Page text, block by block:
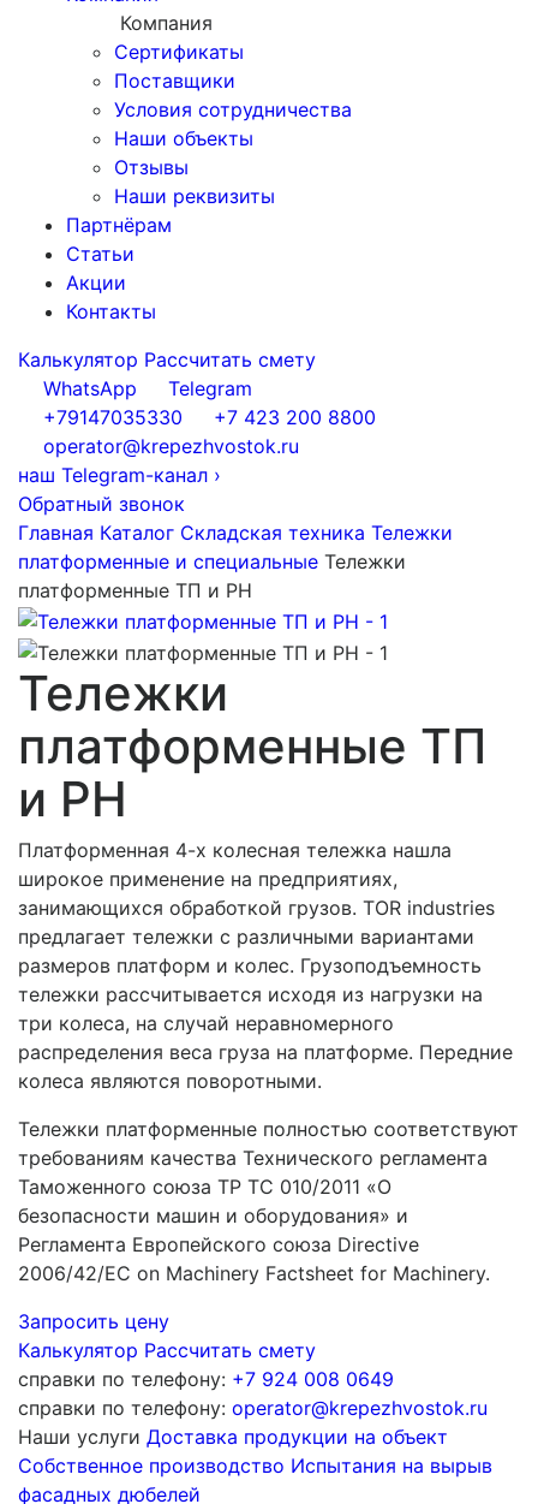
Компания
Сертификаты
Поставщики
Условия сотрудничества
Наши объекты
Отзывы
Наши реквизиты
Партнёрам
Статьи
Акции
Контакты
Калькулятор Рассчитать смету
WhatsApp
Telegram
+79147035330
+7 423 200 8800
operator@krepezhvostok.ru
наш Telegram-канал ›
Обратный звонок
Главная Каталог Складская техника Тележки
платформенные и специальные Тележки
платформенные ТП и РН
Тележки
платформенные ТП
и РН
Платформенная 4-х колесная тележка нашла
широкое применение на предприятиях,
занимающихся обработкой грузов. TOR industries
предлагает тележки с различными вариантами
размеров платформ и колес. Грузоподъемность
тележки рассчитывается исходя из нагрузки на
три колеса, на случай неравномерного
распределения веса груза на платформе. Передние
колеса являются поворотными.
Тележки платформенные полностью соответствуют
требованиям качества Технического регламента
Таможенного союза ТР ТС 010/2011 «О
безопасности машин и оборудования» и
Регламента Европейского союза Directive
2006/42/EC on Machinery Factsheet for Machinery.
Запросить цену
Калькулятор Рассчитать смету
справки по телефону: +7 924 008 0649
справки по телефону: operator@krepezhvostok.ru
Наши услуги Доставка продукции на объект
Собственное производство Испытания на вырыв
фасадных дюбелей